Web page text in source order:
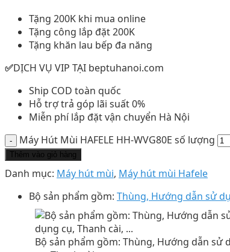
Tặng 200K khi mua online
Tặng công lắp đặt 200K
Tặng khăn lau bếp đa năng
✅DỊCH VỤ VIP TẠI beptuhanoi.com
Ship COD toàn quốc
Hỗ trợ trả góp lãi suất 0%
Miễn phí lắp đặt vận chuyển Hà Nội
Máy Hút Mùi HAFELE HH-WVG80E số lượng
Thêm vào giỏ hàng
Danh mục: Máy hút mùi, Máy hút mùi Hafele
Bộ sản phẩm gồm: Thùng, Hướng dẫn sử
Bộ sản phẩm gồm: Thùng, Hướng dẫn sử